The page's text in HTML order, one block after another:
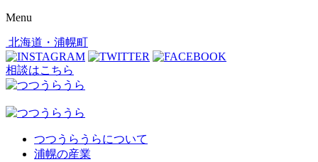
Menu
北海道・浦幌町
相談はこちら
つつうらうらについて
浦幌の産業